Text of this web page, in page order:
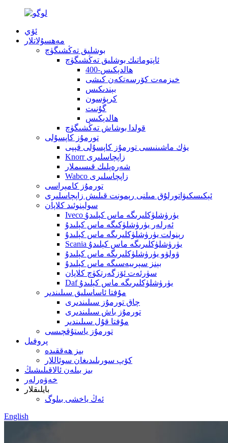
ئۆي
مەھسۇلاتلار
بوشلىق تەڭشىگۈچ
ئاپتوماتىك بوشلىق تەڭشىگۈچ
400-ھالدېكىس
خىزمەت كۆرسەتكەن كىشى
بېندىكىس
كرېۋسون
گۇنىت
ھالدېكىس
قولدا بوشاش تەڭشىگۈچ
تورمۇز كاپسۇلى
يۈك ماشىنىسى تورمۇز كاپسۇلى قېپى
Knorr زاپچاسلىرى
شەرەپلىك قىسىملار
Wabco زاپچاسلىرى
تورمۇز كامېراسى
ئېكىسكىۋاتورلۇق مىلنى رېمونت قىلىش زاپچاسلىرى
سولېنوئىد كلاپان
Iveco يۈرۈشلۈكلىرىگە ماس كېلىدۇ
ئەرلەر يۈرۈشلۈكىگە ماس كېلىدۇ
رېنولت يۈرۈشلۈكلىرىگە ماس كېلىدۇ
Scania يۈرۈشلۈكلىرىگە ماس كېلىدۇ
ۋولۋو يۈرۈشلۈكلىرىگە ماس كېلىدۇ
بېنز سېرىيەسىگە ماس كېلىدۇ
سۈرئەت ئۆزگەرتكۈچ كلاپان
Daf يۈرۈشلۈكلىرىگە ماس كېلىدۇ
مۇفتا ئاساسلىق سىلىندىر
چاق تورمۇز سىلىندىرى
تورمۇز باش سىلىندىرى
مۇفتا قۇل سىلىندىر
تورمۇز ياستۇقچىسى
پروفىل
بىز ھەققىدە
كۆپ سورىلىدىغان سوئاللار
بىز بىلەن ئالاقىلىشىڭ
خەۋەرلەر
بايلىقلار
ئەڭ ياخشى بىلوگ
English